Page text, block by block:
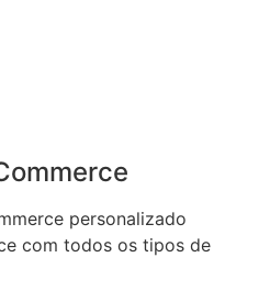
personalizado
com todos os tipos de